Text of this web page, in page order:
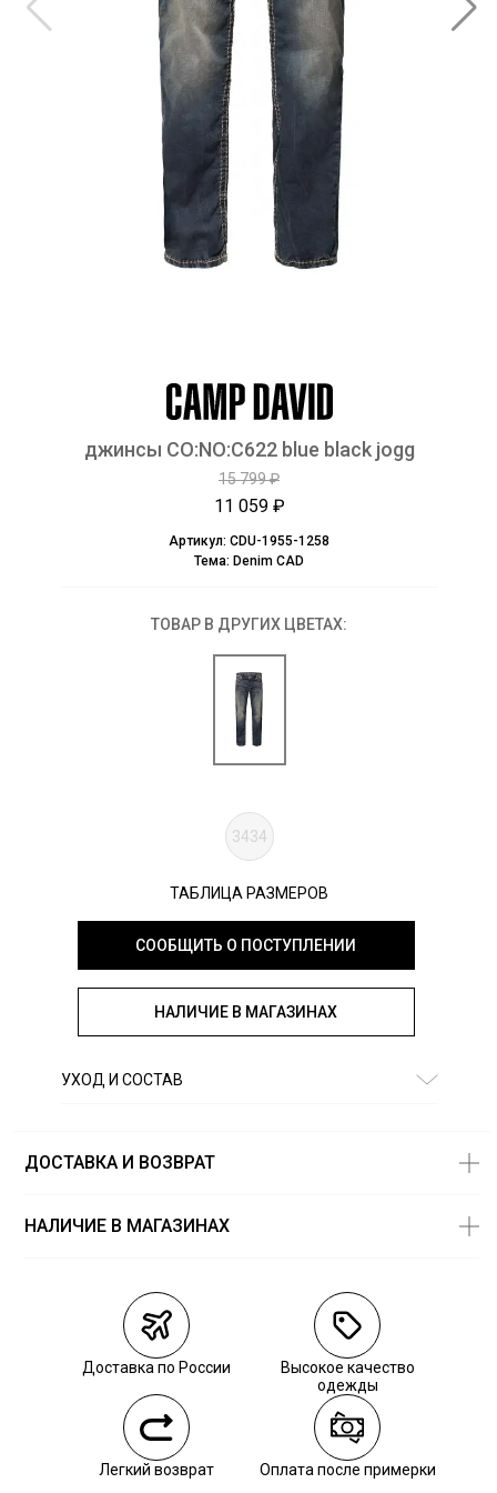
джинсы CO:NO:C622 blue black jogg
15 799 ₽
11 059 ₽
Артикул: CDU-1955-1258
Тема: Denim CAD
ТОВАР В ДРУГИХ ЦВЕТАХ:
3434
ТАБЛИЦА РАЗМЕРОВ
СООБЩИТЬ О ПОСТУПЛЕНИИ
НАЛИЧИЕ В МАГАЗИНАХ
УХОД И СОСТАВ
ДОСТАВКА И ВОЗВРАТ
Курьерская доставка СДЭК
Самовывоз из пункта выдачи СДЭК
Самовывоз из наших магазинов
Курьерская доставка СДЭК
Самовывоз из пункта выдачи СДЭК
НАЛИЧИЕ В МАГАЗИНАХ
3434 — 1 шт.
Обязательно
звоните нам,
чтобы уточнить
наличие.
Доставка по России
Высокое качество
одежды
Легкий возврат Оплата после примерки